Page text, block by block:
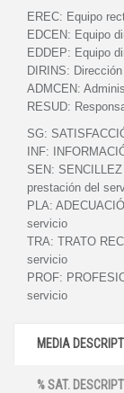
EREC: Equipo
EDCEN: Equipo
EDDEP: Equipo
DIRINS:
ADMCEN:
RESUD:
SG:
INF:
SEN:
prestación del
PLA:
servicio
TRA: TRATO
servicio
PROF:
servicio
MEDIA
% SAT.